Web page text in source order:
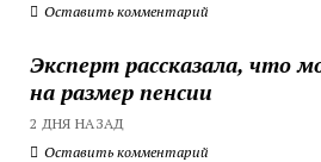
Оставить комментарий
Эксперт рассказала, что
на размер пенсии
2 ДНЯ НАЗАД
Оставить комментарий